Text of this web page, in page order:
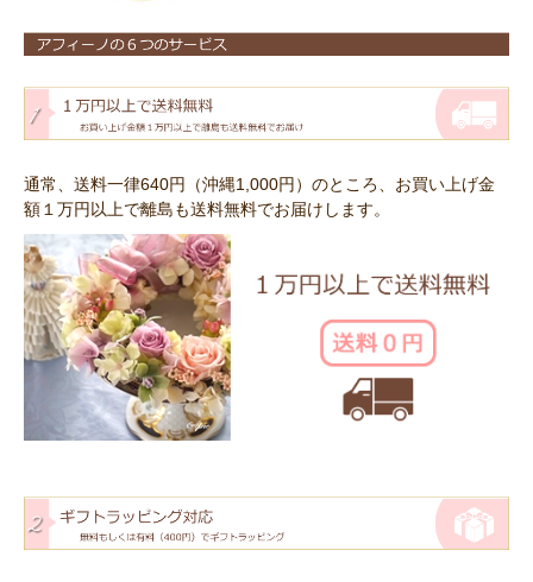
通常、送料一律640円（沖縄1,000円）のところ、お買い上げ金
額１万円以上で離島も送料無料でお届けします。